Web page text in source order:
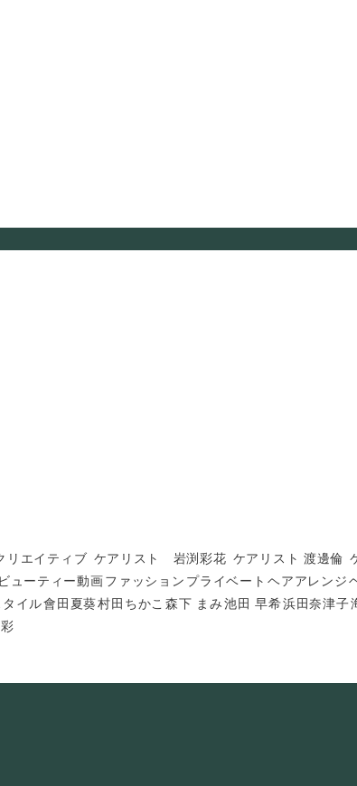
リエイティブ ケアリスト 岩渕彩花 ケアリスト 渡邊倫
ビューティー動画ファッション プライベート ヘアアレンジ
イル會田夏葵村田ちかこ 森下 まみ池田 早希浜田奈津子